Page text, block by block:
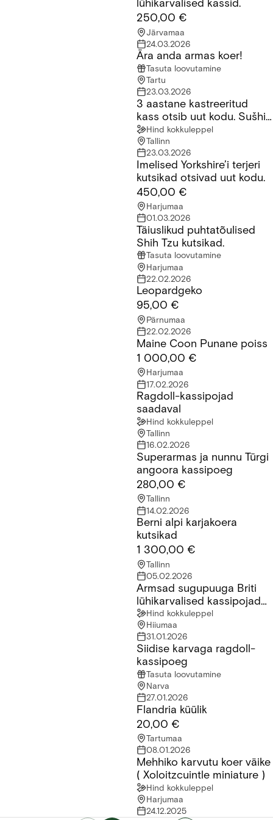
lühikarvalised kassid.
250,00 €
Järvamaa
24.03.2026
Ära anda armas koer!
Tasuta loovutamine
Tartu
23.03.2026
3 aastane kastreeritud kass otsib uut kodu. Sušhi nimi millele
3 aastane kastreeritud
kass otsib uut kodu. Sušhi
nimi millele ta reageerib
Hind kokkuleppel
Tallinn
23.03.2026
Imelised Yorkshire’i terjeri kutsikad otsivad uut kodu.
Imelised Yorkshire’i terjeri
kutsikad otsivad uut kodu.
450,00 €
Harjumaa
01.03.2026
Täiuslikud puhtatõulised Shih Tzu kutsikad.Täiuslikud puhtatõulised
Shih Tzu kutsikad.
Tasuta loovutamine
Harjumaa
22.02.2026
Leopardgeko
95,00 €
Pärnumaa
22.02.2026
Maine Coon Punane poiss
1 000,00 €
Harjumaa
17.02.2026
Ragdoll-kassipojad
saadaval
Hind kokkuleppel
Tallinn
16.02.2026
Superarmas ja nunnu Türgi angoora kassipoeg
Superarmas ja nunnu Türgi
angoora kassipoeg
280,00 €
Tallinn
14.02.2026
Berni alpi karjakoera
kutsikad
1 300,00 €
Tallinn
05.02.2026
Armsad sugupuuga Briti lühikarvalised kassipojad saadaval!
Armsad sugupuuga Briti
lühikarvalised kassipojad
saadaval!
Hind kokkuleppel
Hiiumaa
31.01.2026
Siidise karvaga ragdoll-kassipoegSiidise karvaga ragdoll-
kassipoeg
Tasuta loovutamine
Narva
27.01.2026
Flandria küülik
20,00 €
Tartumaa
08.01.2026
Mehhiko karvutu koer väike ( Xoloitzcuintle miniature )
Mehhiko karvutu koer väike
( Xoloitzcuintle miniature )
Hind kokkuleppel
Harjumaa
24.12.2025